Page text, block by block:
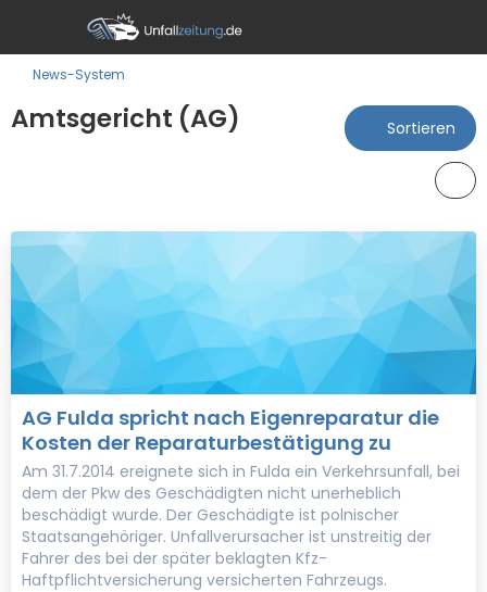
News-System
Amtsgericht (AG) Sortieren
AG Fulda spricht nach Eigenreparatur die
Kosten der Reparaturbestätigung zu
Am 31.7.2014 ereignete sich in Fulda ein Verkehrsunfall, bei
dem der Pkw des Geschädigten nicht unerheblich
beschädigt wurde. Der Geschädigte ist polnischer
Staatsangehöriger. Unfallverursacher ist unstreitig der
Fahrer des bei der später beklagten Kfz-
Haftpflichtversicherung versicherten Fahrzeugs.